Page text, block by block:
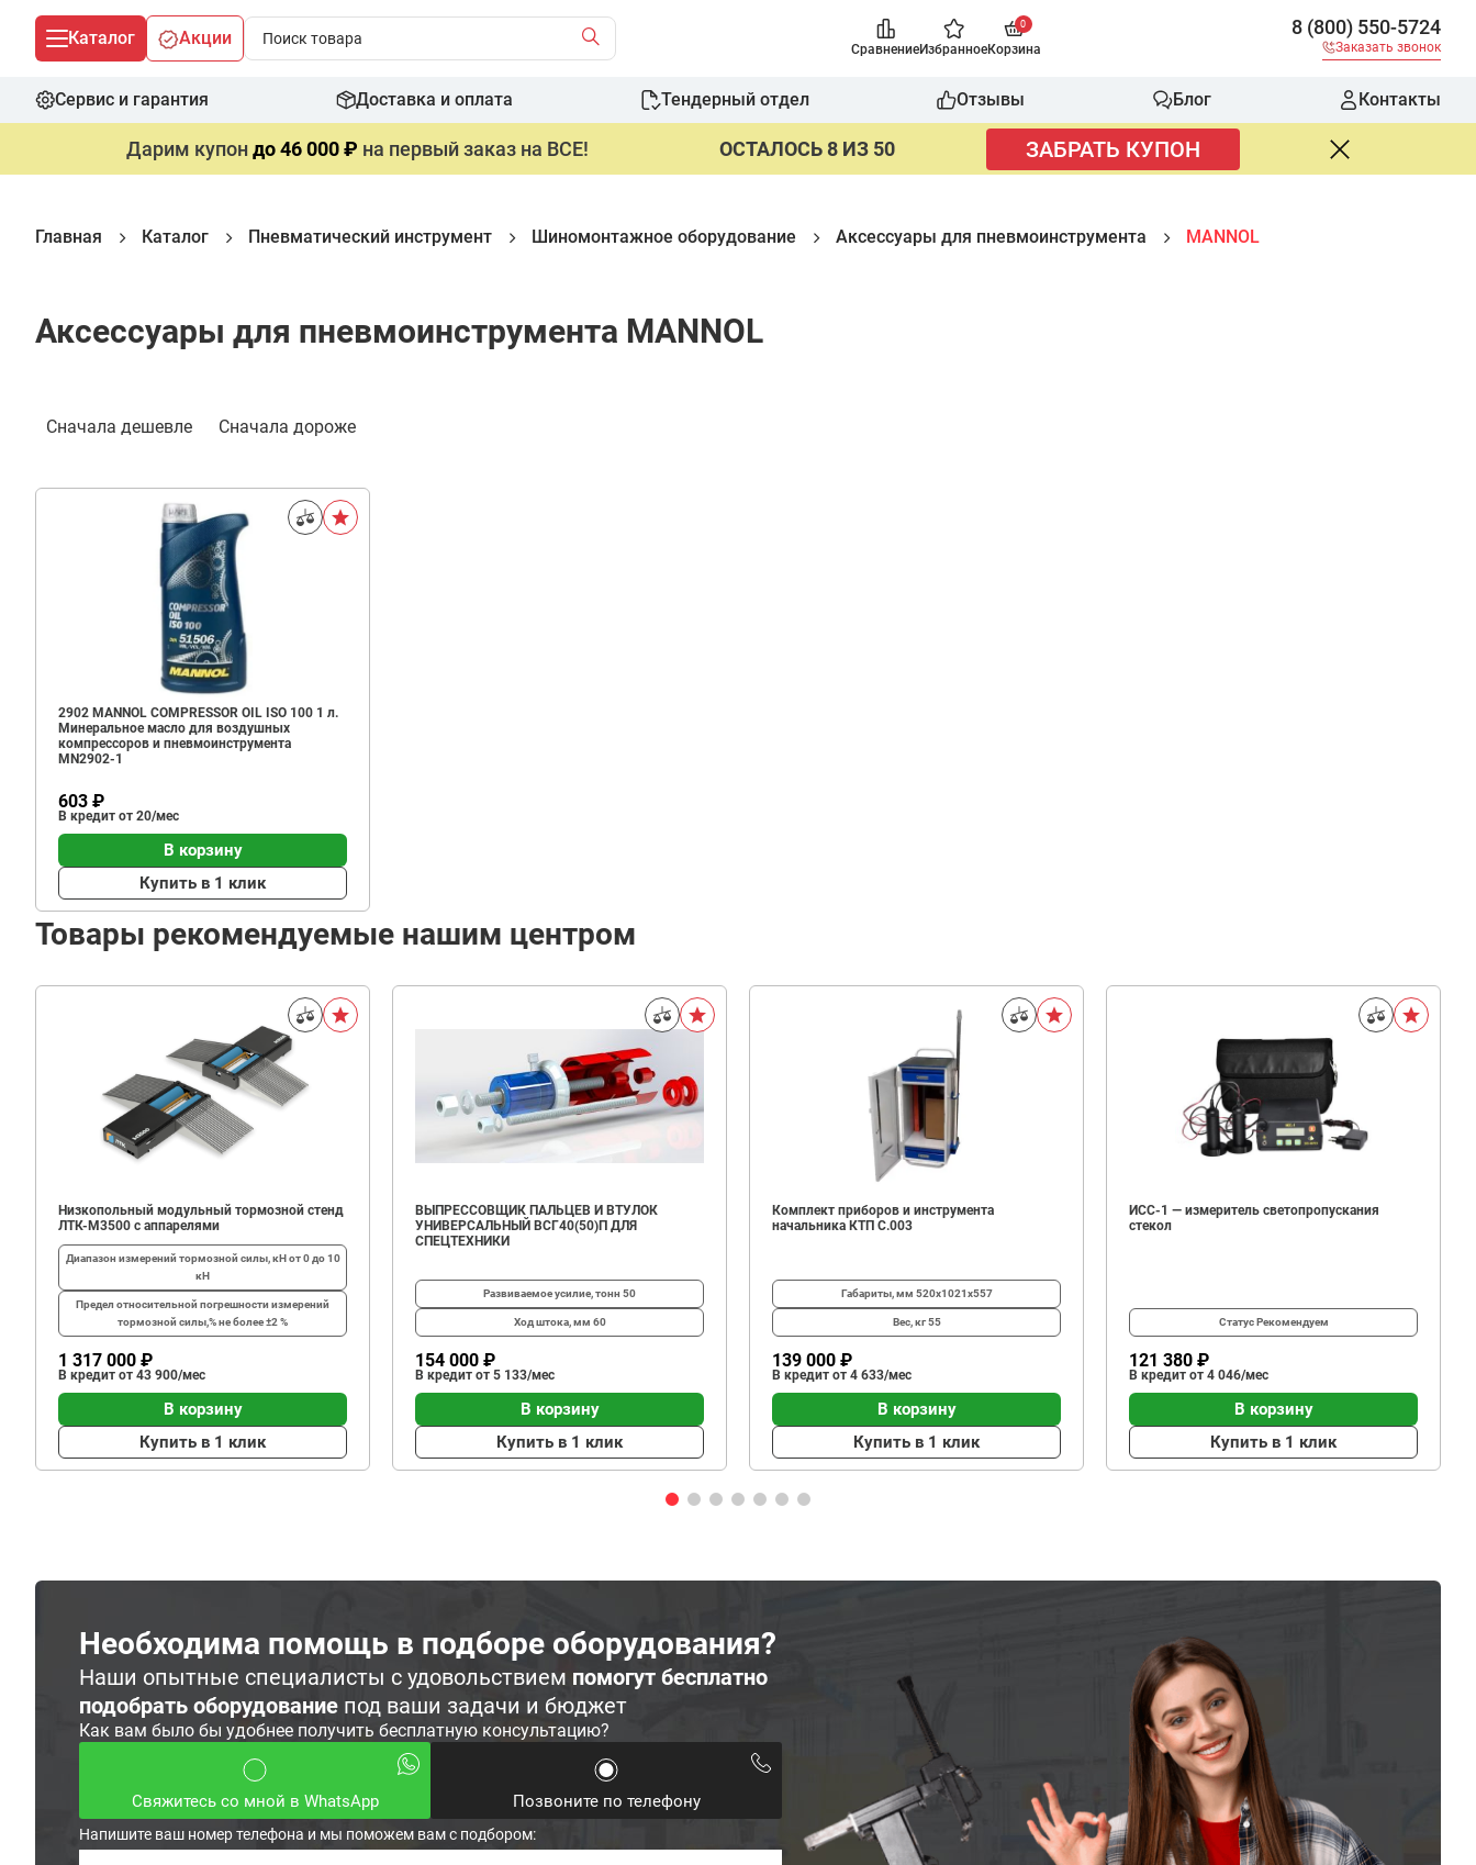
Каталог Акции
СравнениеИзбранное
0
Корзина
8 (800) 550-5724
Заказать звонок
Сервис и гарантия Доставка и оплата Тендерный отдел Отзывы Блог Контакты
Дарим купондо 46 000 ₽ на первый заказ на ВСЕ! ОСТАЛОСЬ 8 ИЗ 50 ЗАБРАТЬ КУПОН
Главная Каталог Пневматический инструмент Шиномонтажное оборудование Аксессуары для пневмоинструмента MANNOL
Аксессуары для пневмоинструмента MANNOL
Сначала дешевле Сначала дороже
Фильтр
2902 MANNOL COMPRESSOR OIL ISO 100 1 л.
Минеральное масло для воздушных
компрессоров и пневмоинструмента
MN2902-1
603 ₽
В кредит от 20/мес
В корзину
Купить в 1 клик
Товары рекомендуемые нашим центром
Низкопольный модульный тормозной стенд
ЛТК-М3500 с аппарелями
Диапазон измерений тормозной силы, кНот 0 до 10
кН
Предел относительной погрешности измерений
тормозной силы,%не более ±2 %
1 317 000 ₽
В кредит от 43 900/мес
В корзину
Купить в 1 клик
ВЫПРЕССОВЩИК ПАЛЬЦЕВ И ВТУЛОК
УНИВЕРСАЛЬНЫЙ ВСГ40(50)П ДЛЯ
СПЕЦТЕХНИКИ
Развиваемое усилие, тонн 50
Ход штока, мм 60
154 000 ₽
В кредит от 5 133/мес
В корзину
Купить в 1 клик
Комплект приборов и инструмента
начальника КТП C.003
Габариты, мм 520х1021х557
Вес, кг55
139 000 ₽
В кредит от 4 633/мес
В корзину
Купить в 1 клик
ИСС-1 — измеритель светопропускания
стекол
СтатусРекомендуем
121 380 ₽
В кредит от 4 046/мес
В корзину
Купить в 1 клик
Необходима помощь в подборе оборудования?
Наши опытные специалисты с удовольствием помогут бесплатно
подобрать оборудование под ваши задачи и бюджет
Как вам было бы удобнее получить бесплатную консультацию?
Свяжитесь со мной в WhatsApp Позвоните по телефону
Напишите ваш номер телефона и мы поможем вам с подбором: